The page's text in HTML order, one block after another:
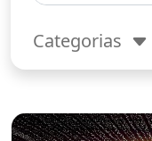
Categorias